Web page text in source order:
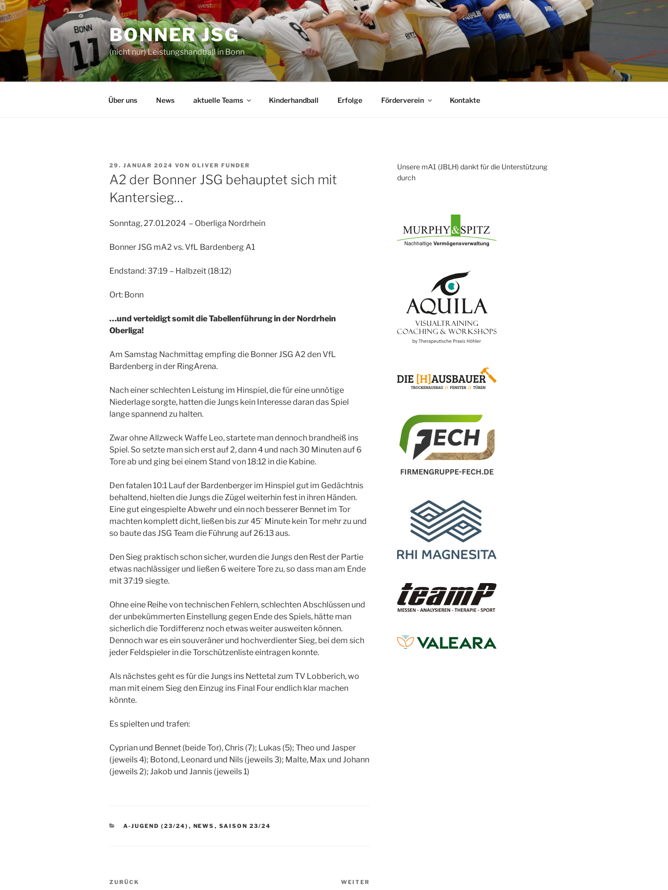
Zum
Inhalt
springen
BONNER JSG
(nicht nur) Leistungshandball in Bonn
Über uns News aktuelle Teams Kinderhandball Erfolge Förderverein Kontakte
VERÖFFENTLICHT
AM
29. JANUAR 2024 VON OLIVER FUNDER
A2 der Bonner JSG behauptet sich mit
Kantersieg…
Sonntag, 27.01.2024 – Oberliga Nordrhein
Bonner JSG mA2 vs. VfL Bardenberg A1
Endstand: 37:19 – Halbzeit (18:12)
Ort: Bonn
…und verteidigt somit die Tabellenführung in der Nordrhein
Oberliga!
Am Samstag Nachmittag empfing die Bonner JSG A2 den VfL
Bardenberg in der RingArena.
Nach einer schlechten Leistung im Hinspiel, die für eine unnötige
Niederlage sorgte, hatten die Jungs kein Interesse daran das Spiel
lange spannend zu halten.
Zwar ohne Allzweck Waffe Leo, startete man dennoch brandheiß ins
Spiel. So setzte man sich erst auf 2, dann 4 und nach 30 Minuten auf 6
Tore ab und ging bei einem Stand von 18:12 in die Kabine.
Den fatalen 10:1 Lauf der Bardenberger im Hinspiel gut im Gedächtnis
behaltend, hielten die Jungs die Zügel weiterhin fest in ihren Händen.
Eine gut eingespielte Abwehr und ein noch besserer Bennet im Tor
machten komplett dicht, ließen bis zur 45´ Minute kein Tor mehr zu und
so baute das JSG Team die Führung auf 26:13 aus.
Den Sieg praktisch schon sicher, wurden die Jungs den Rest der Partie
etwas nachlässiger und ließen 6 weitere Tore zu, so dass man am Ende
mit 37:19 siegte.
Ohne eine Reihe von technischen Fehlern, schlechten Abschlüssen und
der unbekümmerten Einstellung gegen Ende des Spiels, hätte man
sicherlich die Tordifferenz noch etwas weiter ausweiten können.
Dennoch war es ein souveräner und hochverdienter Sieg, bei dem sich
jeder Feldspieler in die Torschützenliste eintragen konnte.
Als nächstes geht es für die Jungs ins Nettetal zum TV Lobberich, wo
man mit einem Sieg den Einzug ins Final Four endlich klar machen
könnte.
Es spielten und trafen:
Cyprian und Bennet (beide Tor), Chris (7); Lukas (5); Theo und Jasper
(jeweils 4); Botond, Leonard und Nils (jeweils 3); Malte, Max und Johann
(jeweils 2); Jakob und Jannis (jeweils 1)
KATEGORIEN
A-JUGEND (23/24) , NEWS , SAISON 23/24
Beitragsnavigation
Vorheriger
ZURÜCK WEITER
Unsere mA1 (JBLH) dankt für die Unterstützung
durch